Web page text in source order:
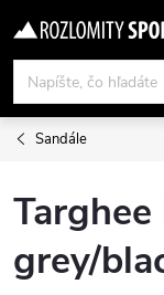
na
obsah
Sandále
Targhee
grey/